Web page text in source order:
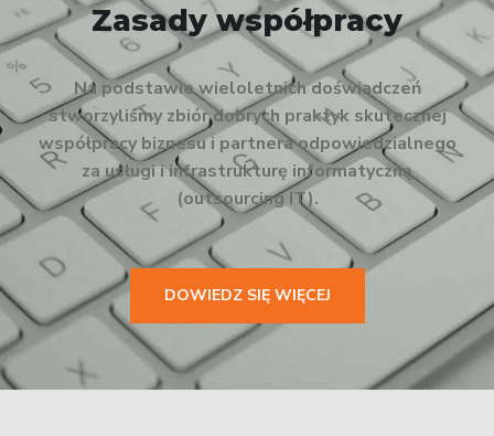
Zasady współpracy
Na podstawie wieloletnich doświadczeń
stworzyliśmy zbiór dobrych praktyk skutecznej
współpracy biznesu i partnera odpowiedzialnego
za usługi i infrastrukturę informatyczną
(outsourcing IT).
DOWIEDZ SIĘ WIĘCEJ